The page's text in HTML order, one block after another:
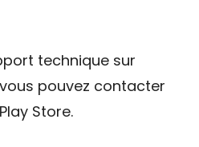
technique sur
pouvez contacter
Store.